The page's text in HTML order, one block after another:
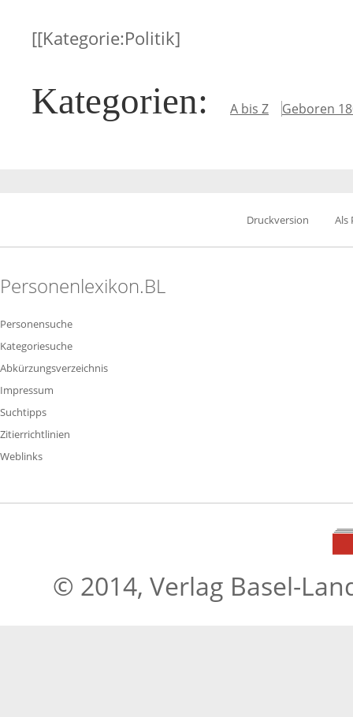
[[Kategorie:Politik]
Kategorien: A bis Z Geboren
Druckversion Als
Personenlexikon.BL
Personensuche
Kategoriesuche
Abkürzungsverzeichnis
Impressum
Suchtipps
Zitierrichtlinien
Weblinks
© 2014, Verlag Basel-